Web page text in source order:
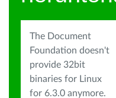
The Document
Foundation doesn't
provide 32bit
binaries for Linux
for 6.3.0 anymore.